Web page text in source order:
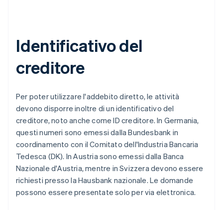
Identificativo del
creditore
Per poter utilizzare l'addebito diretto, le attività
devono disporre inoltre di un identificativo del
creditore, noto anche come ID creditore. In Germania,
questi numeri sono emessi dalla Bundesbank in
coordinamento con il Comitato dell'Industria Bancaria
Tedesca (DK). In Austria sono emessi dalla Banca
Nazionale d'Austria, mentre in Svizzera devono essere
richiesti presso la Hausbank nazionale. Le domande
possono essere presentate solo per via elettronica.